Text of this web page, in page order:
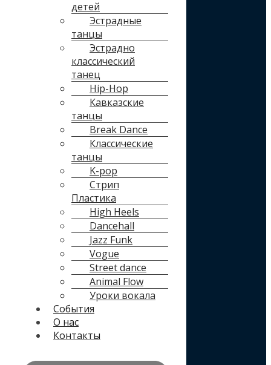
детей
Эстрадные
танцы
Эстрадно
классический
танец
Hip-Hop
Кавказские
танцы
Break Dance
Классические
танцы
K-pop
Стрип
Пластика
High Heels
Dancehall
Jazz Funk
Vogue
Street dance
Animal Flow
Уроки вокала
События
О нас
Контакты